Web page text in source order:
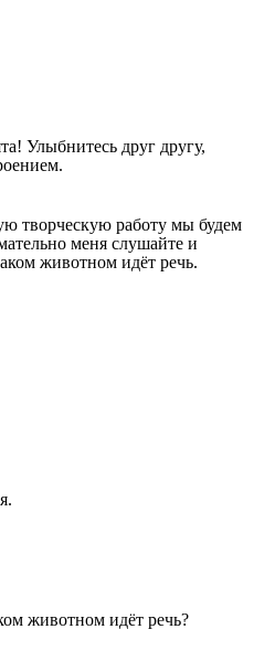
Улыбнитесь друг другу,
творческую работу мы будем
меня слушайте и
животном идёт речь.
животном идёт речь?